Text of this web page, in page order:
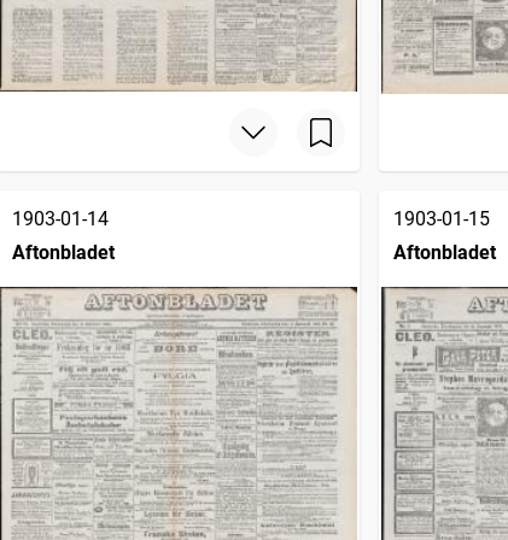
1903-01-14
Aftonbladet
1903-01-15
Aftonbladet